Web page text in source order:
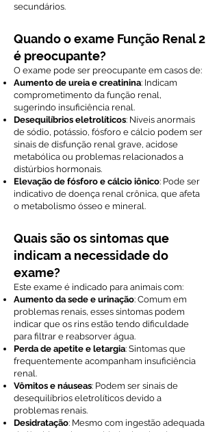
secundários.
Quando o exame Função Renal 2
é preocupante?
O exame pode ser preocupante em casos de:
Aumento de ureia e creatinina: Indicam
comprometimento da função renal,
sugerindo insuficiência renal.
Desequilíbrios eletrolíticos: Níveis anormais
de sódio, potássio, fósforo e cálcio podem ser
sinais de disfunção renal grave, acidose
metabólica ou problemas relacionados a
distúrbios hormonais.
Elevação de fósforo e cálcio iônico: Pode ser
indicativo de doença renal crônica, que afeta
o metabolismo ósseo e mineral.
Quais são os sintomas que
indicam a necessidade do
exame?
Este exame é indicado para animais com:
Aumento da sede e urinação: Comum em
problemas renais, esses sintomas podem
indicar que os rins estão tendo dificuldade
para filtrar e reabsorver água.
Perda de apetite e letargia: Sintomas que
frequentemente acompanham insuficiência
renal.
Vômitos e náuseas: Podem ser sinais de
desequilíbrios eletrolíticos devido a
problemas renais.
Desidratação: Mesmo com ingestão adequada